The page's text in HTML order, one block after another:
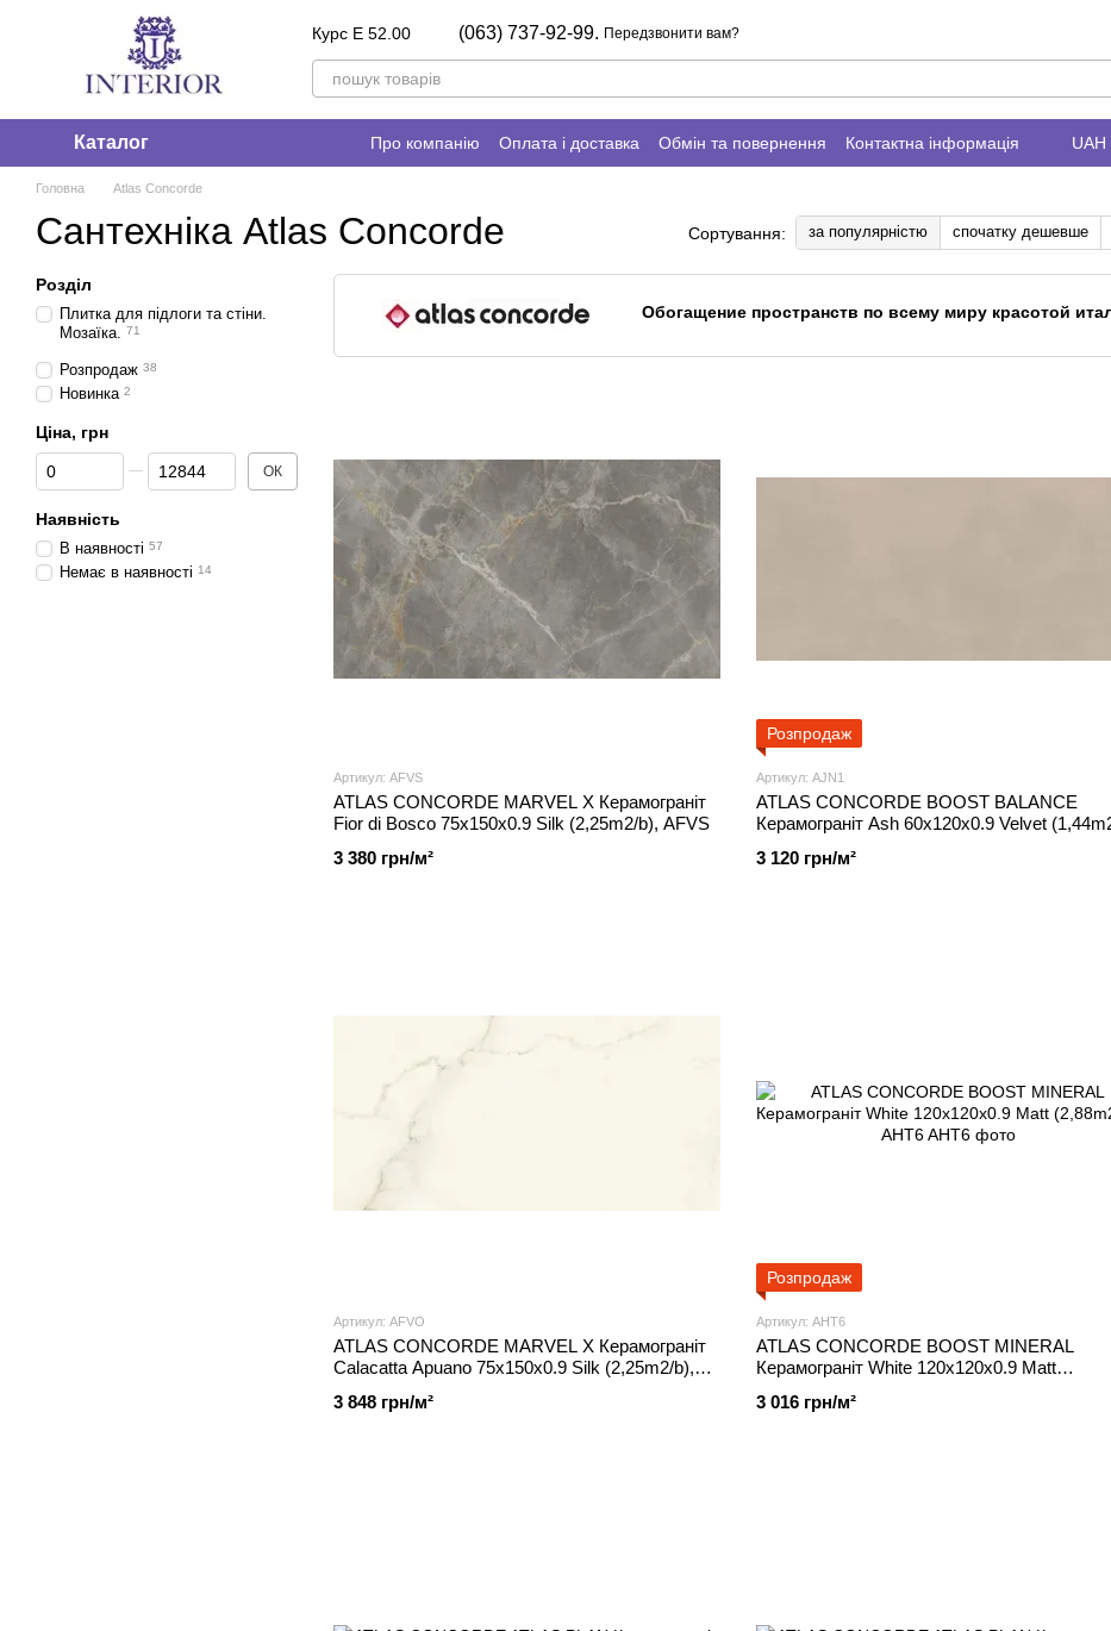
Перейти до основного контенту
Курс E 52.00
(063) 737-92-99. Передзвонити вам?
Каталог Про компанію Оплата і доставка Обмін та повернення Контактна інформація UAH
Головна Atlas Concorde
Сантехніка Atlas Concorde Сортування: за популярністю спочатку дешевше
Обогащение пространств по всему миру красотой
Артикул: AFVS
ATLAS CONCORDE MARVEL X Керамограніт
Fior di Bosco 75x150x0.9 Silk (2,25m2/b), AFVS
3 380 грн/м²
Розпродаж
Артикул: AJN1
ATLAS CONCORDE BOOST BALANCE
Керамограніт Ash 60x120x0.9 Velvet
3 120 грн/м²
Артикул: AFVO
ATLAS CONCORDE MARVEL X Керамограніт
Calacatta Apuano 75x150x0.9 Silk (2,25m2/b),
3 848 грн/м²
Розпродаж
Артикул: AHT6
ATLAS CONCORDE BOOST MINERAL
Керамограніт White 120х120х0.9 Matt
3 016 грн/м²
Розділ
Плитка для підлоги та стіни.
Мозаїка. 71
Розпродаж 38
Новинка 2
Ціна, грн
Від Ціна, грн
До Ціна, грн ОК
Наявність
В наявності 57
Немає в наявності 14